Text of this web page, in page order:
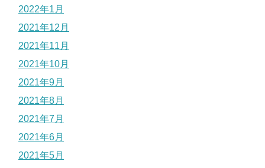
2022年1月
2021年12月
2021年11月
2021年10月
2021年9月
2021年8月
2021年7月
2021年6月
2021年5月